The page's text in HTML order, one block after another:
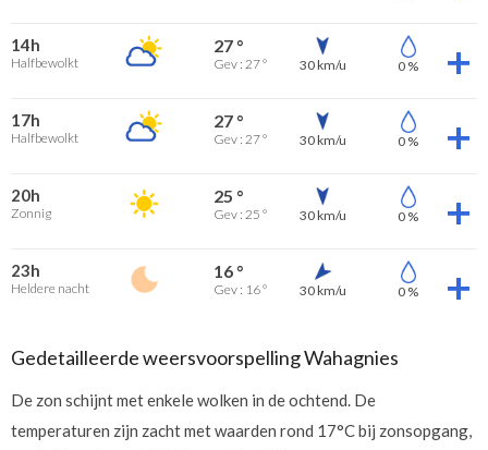
14h
Halfbewolkt
27 °
Gev : 27 ° 30 km/u 0 %
17h
Halfbewolkt
27 °
Gev : 27 ° 30 km/u 0 %
20h
Zonnig
25 °
Gev : 25 ° 30 km/u 0 %
23h
Heldere nacht
16 °
Gev : 16 ° 30 km/u 0 %
Gedetailleerde weersvoorspelling Wahagnies
De zon schijnt met enkele wolken in de ochtend. De
temperaturen zijn zacht met waarden rond 17°C bij zonsopgang,